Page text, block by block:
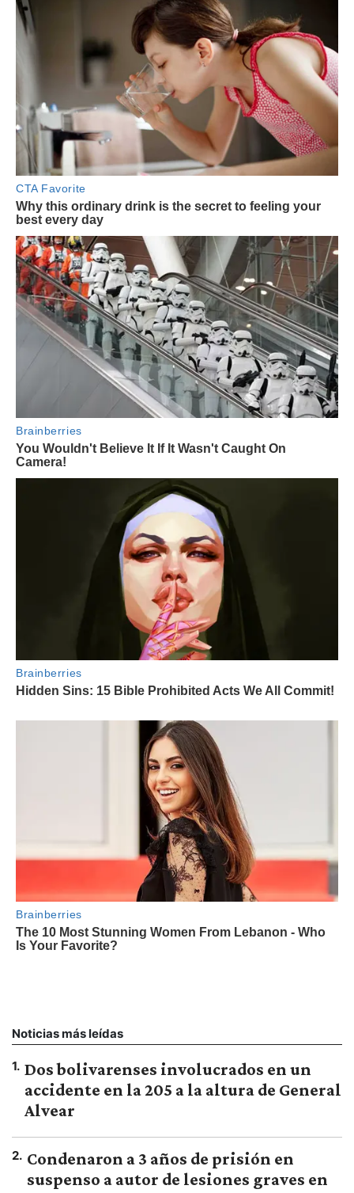
Noticias más leídas
1. Dos bolivarenses involucrados en un
accidente en la 205 a la altura de General
Alvear
2. Condenaron a 3 años de prisión en
suspenso a autor de lesiones graves en